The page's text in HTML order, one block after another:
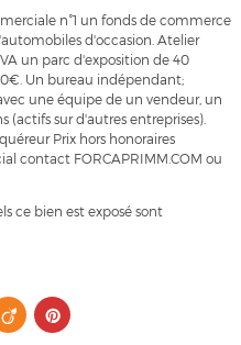
n°1 un fonds de commerce
d'occasion. Atelier
un parc d'exposition de 40
Un bureau indépendant;
une équipe de un vendeur, un
sur d'autres entreprises).
Prix hors honoraires
contact FORCAPRIMM.COM ou
ce bien est exposé sont